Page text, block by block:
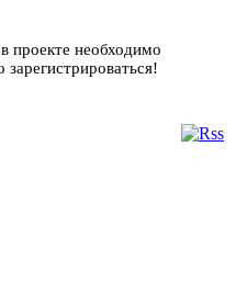
проекте необходимо
зарегистрироваться!